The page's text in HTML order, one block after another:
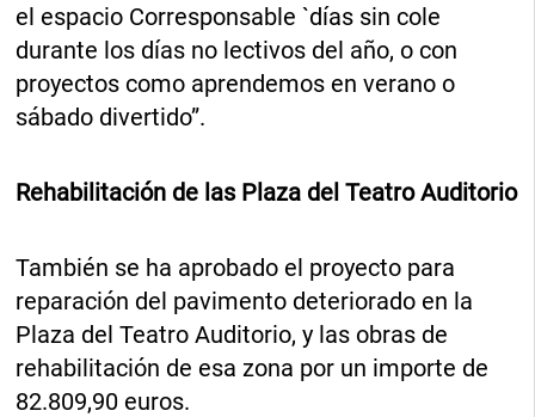
el espacio Corresponsable `días sin cole
durante los días no lectivos del año, o con
proyectos como aprendemos en verano o
sábado divertido”.
Rehabilitación de las Plaza del Teatro Auditorio
También se ha aprobado el proyecto para
reparación del pavimento deteriorado en la
Plaza del Teatro Auditorio, y las obras de
rehabilitación de esa zona por un importe de
82.809,90 euros.